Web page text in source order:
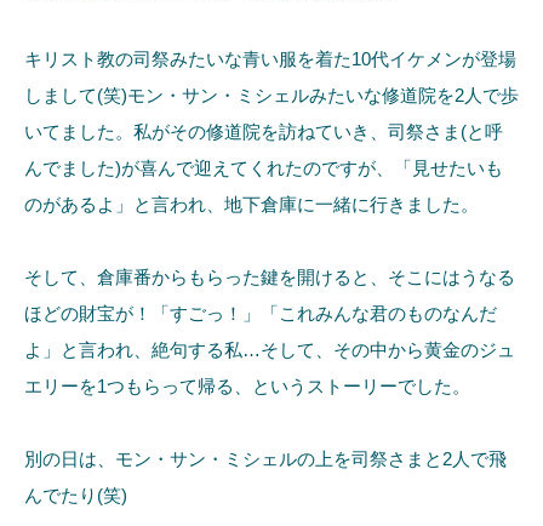
キリスト教の司祭みたいな青い服を着た10代イケメンが登場
しまして(笑)モン・サン・ミシェルみたいな修道院を2人で歩
いてました。私がその修道院を訪ねていき、司祭さま(と呼
んでました)が喜んで迎えてくれたのですが、「見せたいも
のがあるよ」と言われ、地下倉庫に一緒に行きました。
そして、倉庫番からもらった鍵を開けると、そこにはうなる
ほどの財宝が！「すごっ！」「これみんな君のものなんだ
よ」と言われ、絶句する私…そして、その中から黄金のジュ
エリーを1つもらって帰る、というストーリーでした。
別の日は、モン・サン・ミシェルの上を司祭さまと2人で飛
んでたり(笑)